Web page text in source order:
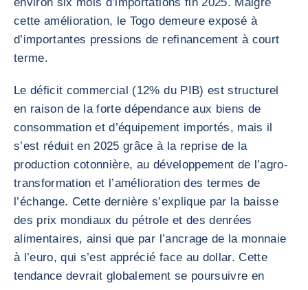
cette amélioration, le Togo demeure exposé à
d’importantes pressions de refinancement à court
terme.
Le déficit commercial (12% du PIB) est structurel
en raison de la forte dépendance aux biens de
consommation et d’équipement importés, mais il
s’est réduit en 2025 grâce à la reprise de la
production cotonnière, au développement de l’agro-
transformation et l’amélioration des termes de
l’échange. Cette dernière s’explique par la baisse
des prix mondiaux du pétrole et des denrées
alimentaires, ainsi que par l’ancrage de la monnaie
à l’euro, qui s’est apprécié face au dollar. Cette
tendance devrait globalement se poursuivre en